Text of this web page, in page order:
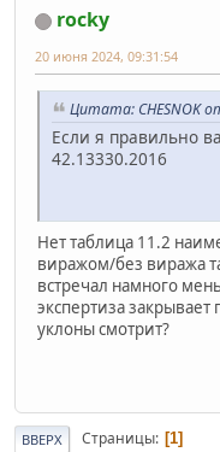
rocky
20 июня 2024, 09:31:54
Цитата: CHESNOK
Если я правильно
42.13330.2016
Нет таблица 11.2
виражом/без виража
встречал намного
экспертиза закрывает
уклоны смотрит?
ВВЕРХ Страницы 1